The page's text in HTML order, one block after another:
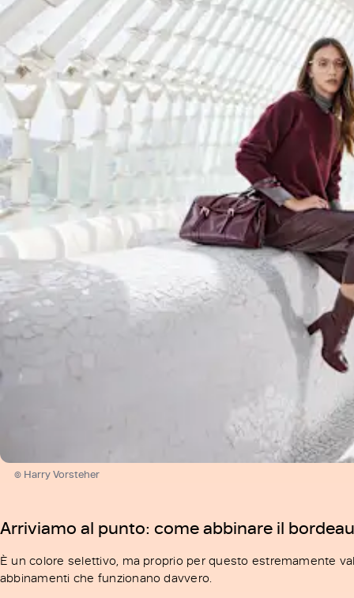
© Harry Vorsteher
Arriviamo al punto: come abbinare il
È un colore selettivo, ma proprio per questo estremamente
abbinamenti che funzionano davvero.